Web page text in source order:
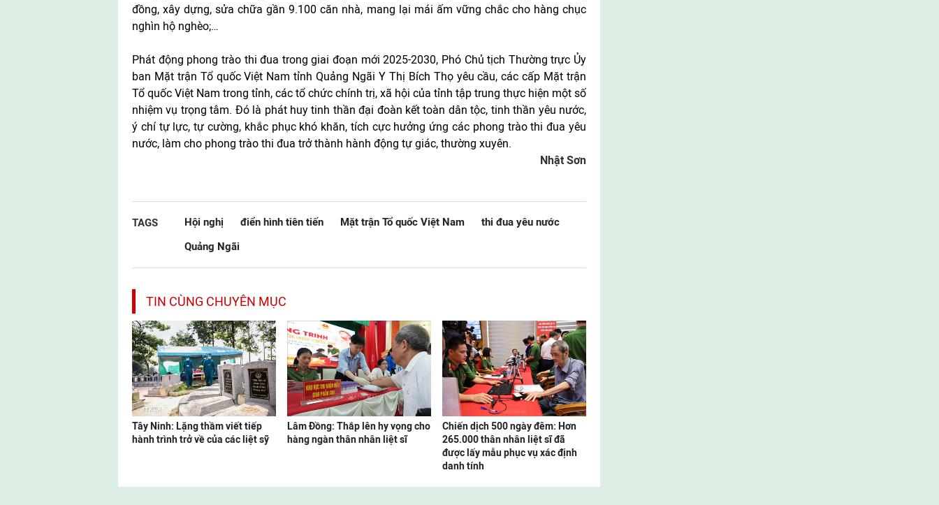
đồng, xây dựng, sửa chữa gần 9.100 căn nhà, mang lại mái ấm vững chắc cho hàng chục
nghìn hộ nghèo;…
Phát động phong trào thi đua trong giai đoạn mới 2025-2030, Phó Chủ tịch Thường trực Ủy
ban Mặt trận Tổ quốc Việt Nam tỉnh Quảng Ngãi Y Thị Bích Thọ yêu cầu, các cấp Mặt trận
Tổ quốc Việt Nam trong tỉnh, các tổ chức chính trị, xã hội của tỉnh tập trung thực hiện một số
nhiệm vụ trọng tâm. Đó là phát huy tinh thần đại đoàn kết toàn dân tộc, tinh thần yêu nước,
ý chí tự lực, tự cường, khắc phục khó khăn, tích cực hưởng ứng các phong trào thi đua yêu
nước, làm cho phong trào thi đua trở thành hành động tự giác, thường xuyên.
Nhật Sơn
TAGS Hội nghị điển hình tiên tiến Mặt trận Tổ quốc Việt Nam thi đua yêu nước
Quảng Ngãi
TIN CÙNG CHUYÊN MỤC
Tây Ninh: Lặng thầm viết tiếp
hành trình trở về của các liệt sỹ
Lâm Đồng: Thắp lên hy vọng cho
hàng ngàn thân nhân liệt sĩ
Chiến dịch 500 ngày đêm: Hơn
265.000 thân nhân liệt sĩ đã
được lấy mẫu phục vụ xác định
danh tính